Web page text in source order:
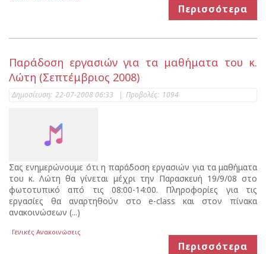
Περισσότερα
Παράδοση εργασιών για τα μαθήματα του κ.
Λώτη (Σεπτέμβριος 2008)
Δημοσίευση: 22-07-2008 06:33 | Προβολές: 1094
Σας ενημερώνουμε ότι η παράδοση εργασιών για τα μαθήματα
του κ. Λώτη θα γίνεται μέχρι την Παρασκευή 19/9/08 στο
φωτοτυπικό από τις 08:00-14:00. Πληροφορίες για τις
εργασίες θα αναρτηθούν στο e-class και στον πίνακα
ανακοινώσεων (...)
Γενικές Ανακοινώσεις
Περισσότερα